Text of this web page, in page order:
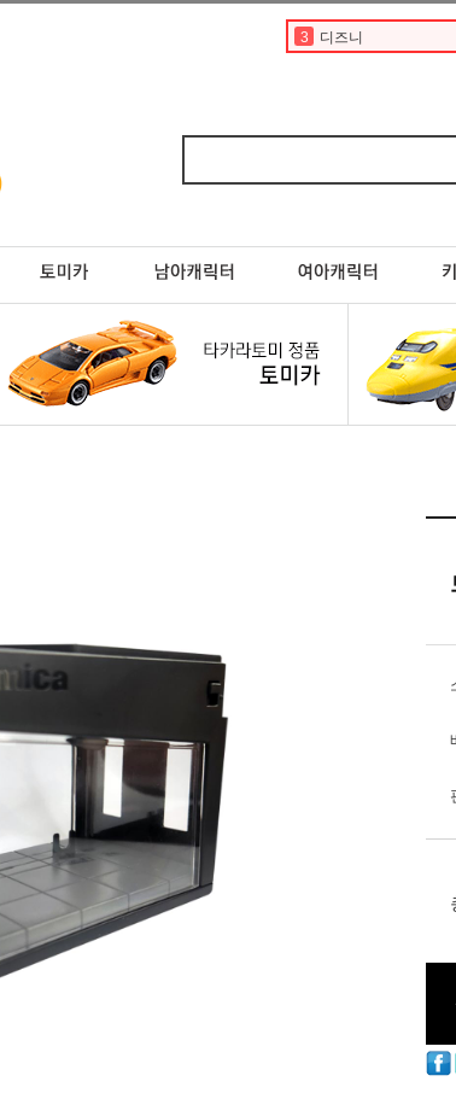
3 디즈니
6 베이비버스
9 페라리
10 스바루
2 토미카경찰차